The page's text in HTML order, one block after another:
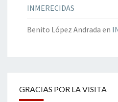
INMERECIDAS
Benito López Andrada en
GRACIAS POR LA VISITA